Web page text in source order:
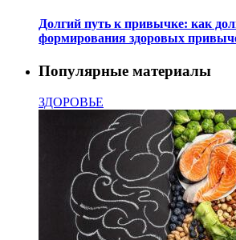
Долгий путь к привычке: как
формирования здоровых
Популярные материалы
ЗДОРОВЬЕ